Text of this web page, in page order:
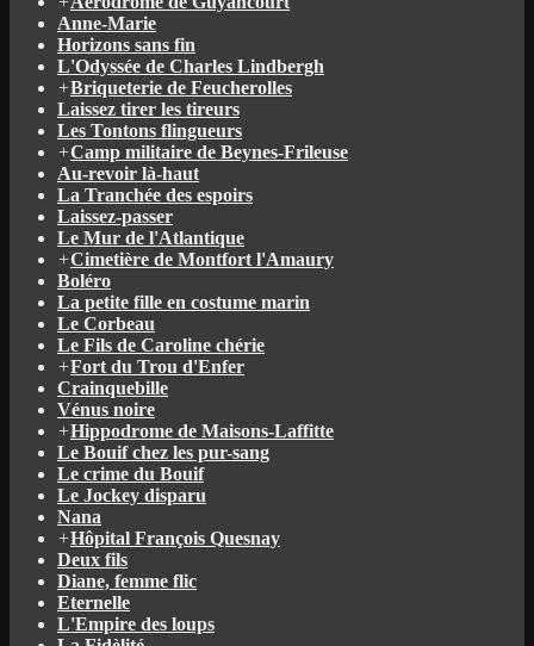
Anne-Marie
Horizons sans fin
L'Odyssée de Charles Lindbergh
+Briqueterie de Feucherolles
Laissez tirer les tireurs
Les Tontons flingueurs
+Camp militaire de Beynes-Frileuse
Au-revoir là-haut
La Tranchée des espoirs
Laissez-passer
Le Mur de l'Atlantique
+Cimetière de Montfort l'Amaury
Boléro
La petite fille en costume marin
Le Corbeau
Le Fils de Caroline chérie
+Fort du Trou d'Enfer
Crainquebille
Vénus noire
+Hippodrome de Maisons-Laffitte
Le Bouif chez les pur-sang
Le crime du Bouif
Le Jockey disparu
Nana
+Hôpital François Quesnay
Deux fils
Diane, femme flic
Eternelle
L'Empire des loups